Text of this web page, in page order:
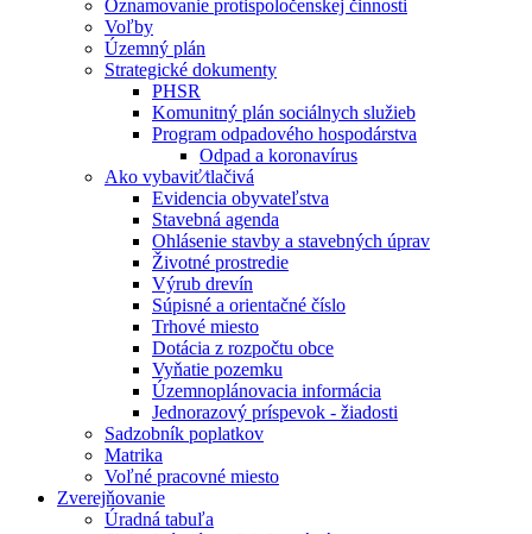
Oznamovanie protispoločenskej činnosti
Voľby
Územný plán
Strategické dokumenty
PHSR
Komunitný plán sociálnych služieb
Program odpadového hospodárstva
Odpad a koronavírus
Ako vybaviť⁄tlačivá
Evidencia obyvateľstva
Stavebná agenda
Ohlásenie stavby a stavebných úprav
Životné prostredie
Výrub drevín
Súpisné a orientačné číslo
Trhové miesto
Dotácia z rozpočtu obce
Vyňatie pozemku
Územnoplánovacia informácia
Jednorazový príspevok - žiadosti
Sadzobník poplatkov
Matrika
Voľné pracovné miesto
Zverejňovanie
Úradná tabuľa